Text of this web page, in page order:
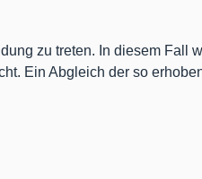
zu treten. In diesem Fall
Ein Abgleich der so